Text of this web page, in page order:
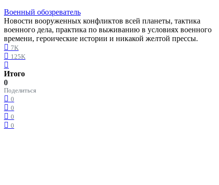
Военный обозреватель
Новости вооруженных конфликтов всей планеты, тактика
военного дела, практика по выживанию в условиях военного
времени, героические истории и никакой желтой прессы.
7K
125K
Итого
0
Поделиться
0
0
0
0